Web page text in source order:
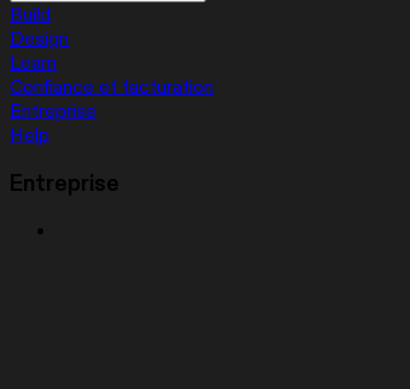
Build
Design
Learn
Confiance et facturation
Entreprise
Help
Entreprise